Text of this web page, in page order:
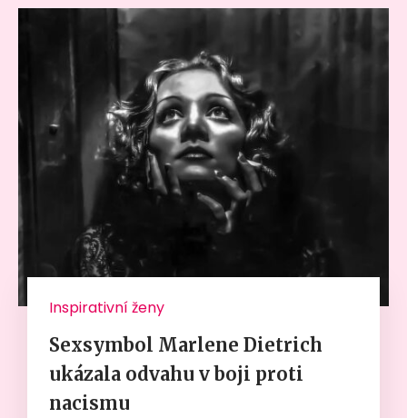
Inspirativní ženy
Sexsymbol Marlene Dietrich
ukázala odvahu v boji proti
nacismu